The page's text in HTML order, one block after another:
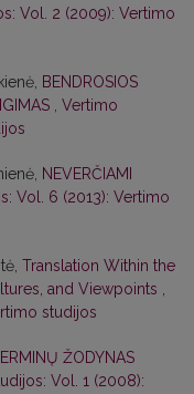
Vol. 2 (2009): Vertimo
BENDROSIOS
Vertimo
NEVERČIAMI
Vol. 6 (2013): Vertimo
Translation Within the
and Viewpoints
studijos
ŽODYNAS
Vol. 1 (2008):